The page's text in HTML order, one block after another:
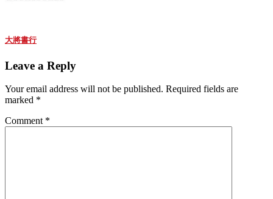
大將書行
Leave a Reply
Your email address will not be published. Required fields are
marked *
Comment *